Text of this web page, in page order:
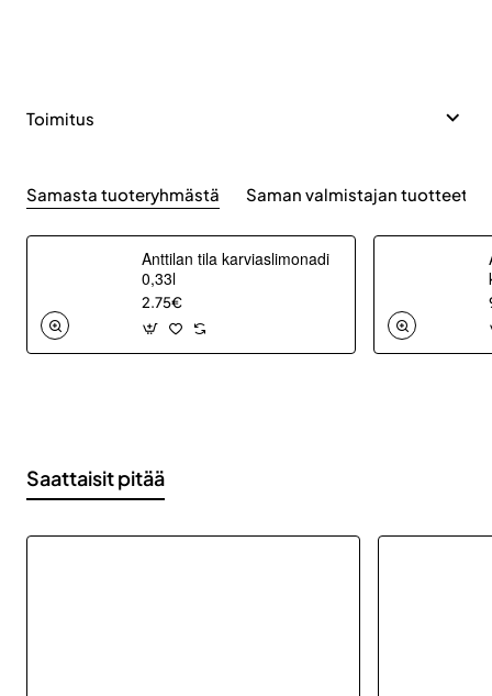
Toimitus
Samasta tuoteryhmästä Saman valmistajan tuotteet
Anttilan tila karviaslimonadi
0,33l
2.75€
Saattaisit pitää